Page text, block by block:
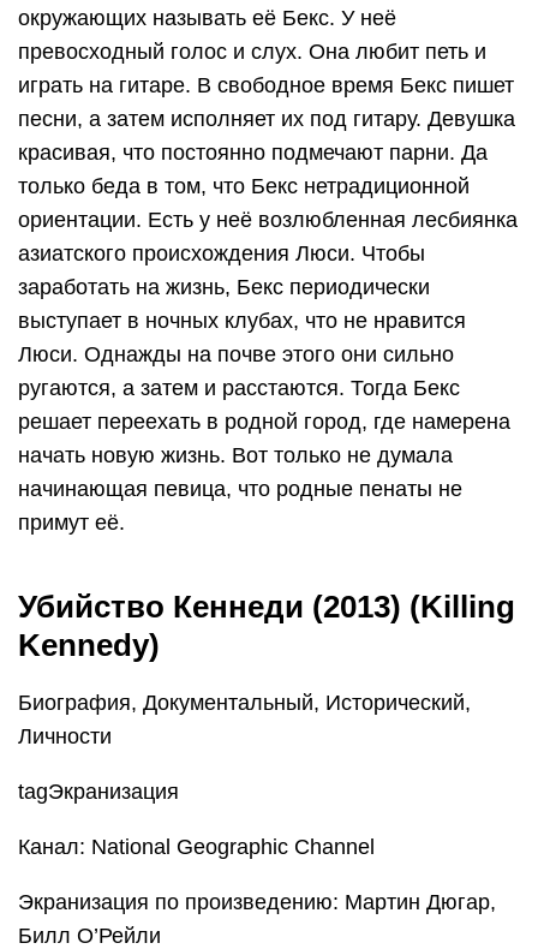
окружающих называть её Бекс. У неё
превосходный голос и слух. Она любит петь и
играть на гитаре. В свободное время Бекс пишет
песни, а затем исполняет их под гитару. Девушка
красивая, что постоянно подмечают парни. Да
только беда в том, что Бекс нетрадиционной
ориентации. Есть у неё возлюбленная лесбиянка
азиатского происхождения Люси. Чтобы
заработать на жизнь, Бекс периодически
выступает в ночных клубах, что не нравится
Люси. Однажды на почве этого они сильно
ругаются, а затем и расстаются. Тогда Бекс
решает переехать в родной город, где намерена
начать новую жизнь. Вот только не думала
начинающая певица, что родные пенаты не
примут её.
Убийство Кеннеди (2013) (Killing
Kennedy)
Биография, Документальный, Исторический,
Личности
tagЭкранизация
Канал: National Geographic Channel
Экранизация по произведению: Мартин Дюгар,
Билл О’Рейли